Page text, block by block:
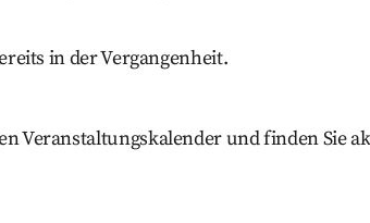
in der Vergangenheit.
Veranstaltungskalender und finden Sie